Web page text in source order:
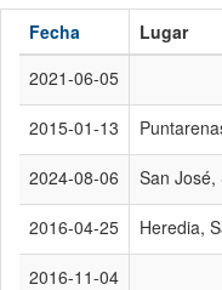
Fecha Lugar
2021-06-05
2015-01-13
2024-08-06 San José,
2016-04-25 Heredia,
2016-11-04